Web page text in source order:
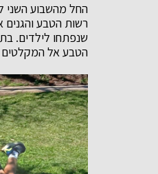
החל מהשבוע השני
רשות הטבע והגנים
שנפתחו לילדים.
הטבע אל המקלטים